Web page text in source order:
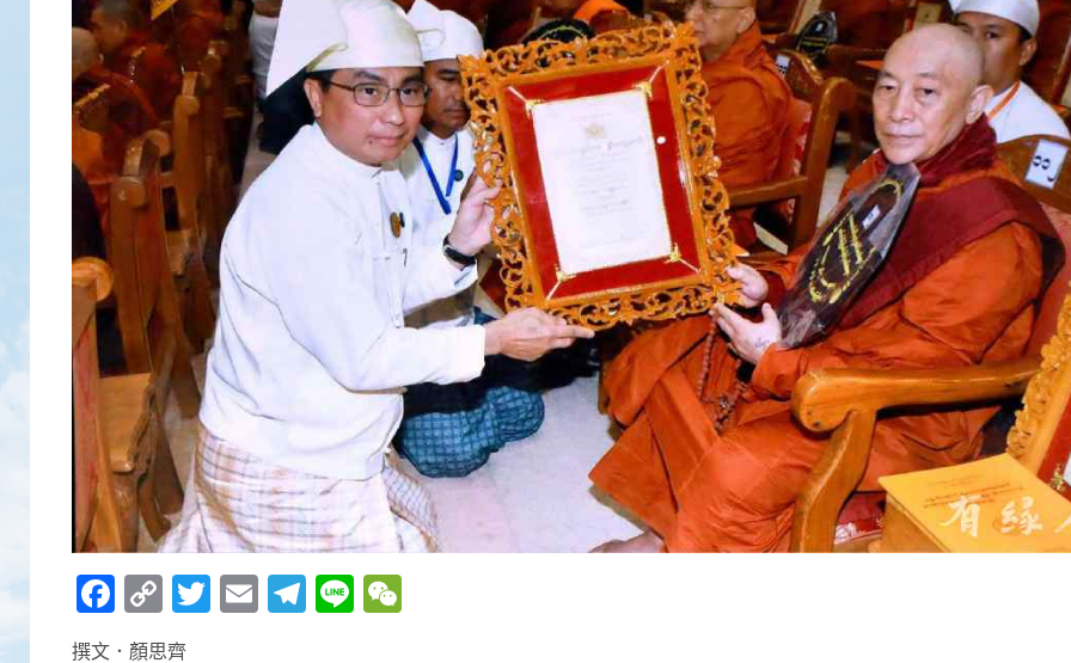
Facebook
Copy
Link
Twitter
EmailTelegram
Line
撰文．顏思齊